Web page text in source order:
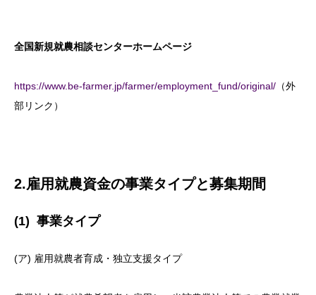
全国新規就農相談センターホームページ
https://www.be-farmer.jp/farmer/employment_fund/original/ （外
部リンク）
2.雇用就農資金の事業タイプと募集期間
(1) 事業タイプ
(ア) 雇用就農者育成・独立支援タイプ